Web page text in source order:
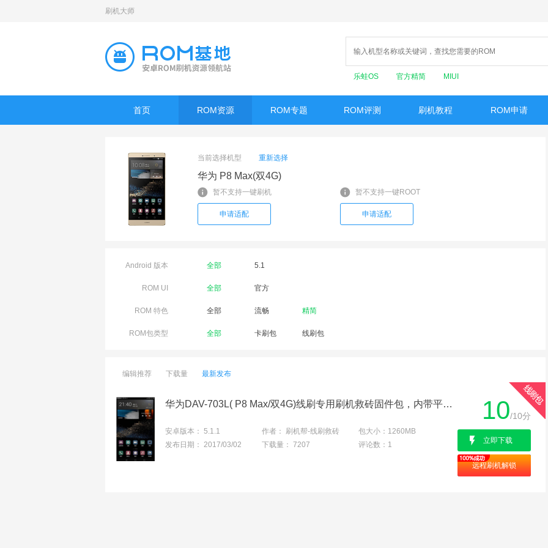
刷机大师
乐蛙OS 官方精简 MIUI
首页 ROM资源 ROM专题 ROM评测 刷机教程 ROM申请
当前选择机型 重新选择
华为 P8 Max(双4G)
暂不支持一键刷机
申请适配
暂不支持一键ROOT
申请适配
Android 版本 全部 5.1
ROM UI 全部 官方
ROM 特色 全部 流畅 精简
ROM包类型 全部 卡刷包 线刷包
编辑推荐 下载量 最新发布
华为DAV-703L( P8 Max/双4G)线刷专用刷机救砖固件包，内带平台+驱动+教程!解决手机黑屏/黑砖/定屏等已测
安卓版本： 5.1.1 作者： 刷机帮-线刷救砖 包大小： 1260MB
发布日期： 2017/03/02 下载量： 7207 评论数： 1
10/10分
立即下载
远程刷机解锁